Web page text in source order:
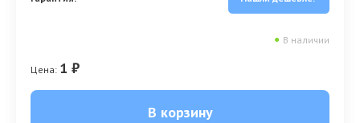
● В наличии
Цена: 1 ₽
В корзину